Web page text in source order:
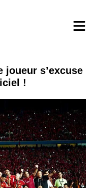
joueur s’excuse
!